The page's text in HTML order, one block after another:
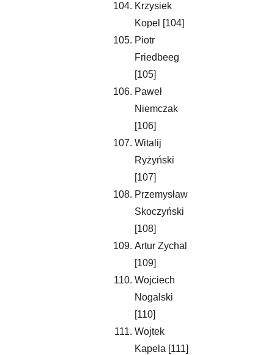
Krzysiek
Kopel [104]
Piotr
Friedbeeg
[105]
Paweł
Niemczak
[106]
Witalij
Ryżyński
[107]
Przemysław
Skoczyński
[108]
Artur Zychal
[109]
Wojciech
Nogalski
[110]
Wojtek
Kapela [111]